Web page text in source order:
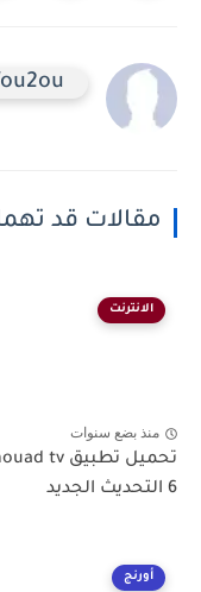
مقالات قد
الانترنت
منذ بضع سنوات
6 التحديث الجديد
أورنج